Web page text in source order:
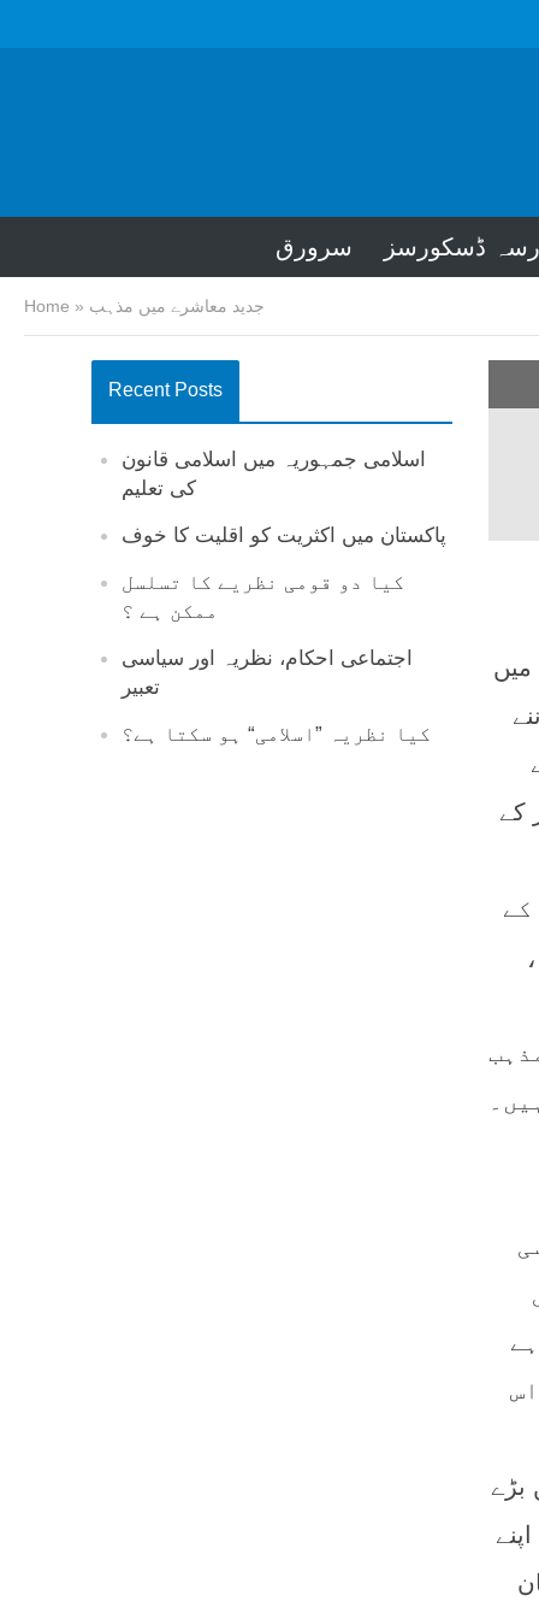
سرورق ڈسکورسز
Home » جدید معاشرے میں مذہب
Recent Posts
اسلامی جمہوریہ میں اسلامی قانون
کی تعلیم
پاکستان میں اکثریت کو اقلیت کا خوف
کیا دو قومی نظریے کا تسلسل
ممکن ہے ؟
اجتماعی احکام، نظریہ اور سیاسی
تعبیر
کیا نظریہ ”اسلامی“ ہو سکتا ہے؟
میں
کے
کے
بڑے